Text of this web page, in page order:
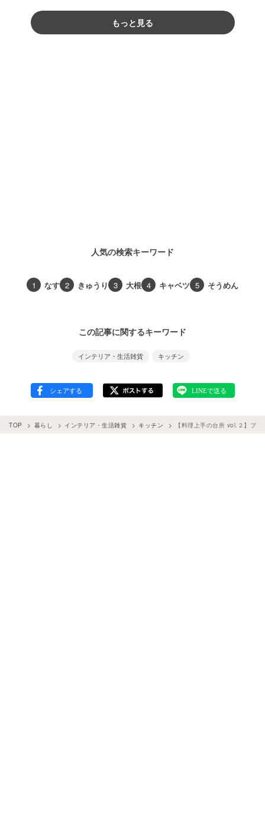
もっと見る
人気の検索キーワード
1 なす 2 きゅうり 3 大根 4 キャベツ 5 そうめん
この記事に関するキーワード
インテリア・生活雑貨 キッチン
TOP 暮らし インテリア・生活雑貨 キッチン 【料理上手の台所 vol.２】プ